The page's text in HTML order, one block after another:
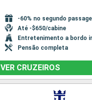
-60% no segundo
Até -$650/cabine
Entretenimento a bordo
Pensão completa
VER CRUZEIROS